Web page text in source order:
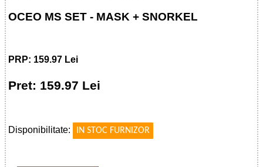
OCEO MS SET - MASK + SNORKEL
PRP: 159.97 Lei
Pret: 159.97 Lei
Disponibilitate:
IN STOC FURNIZOR